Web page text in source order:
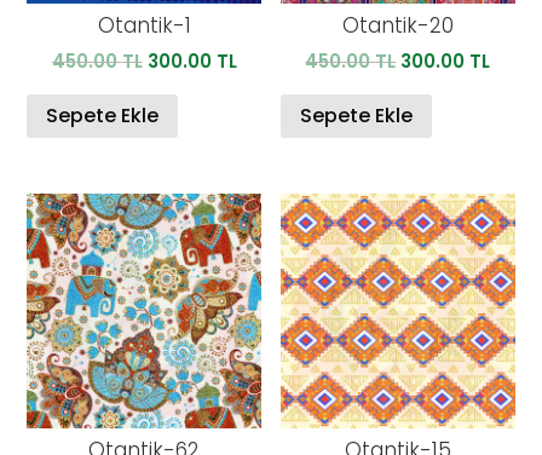
Otantik-1
450.00TL Orijinal
450.00 TL.
300.00 TLŞu
300.00 TL.
Sepete Ekle
Otantik-20
450.00TL Orijinal
450.00 TL.
300.00 TLŞu
Sepete Ekle